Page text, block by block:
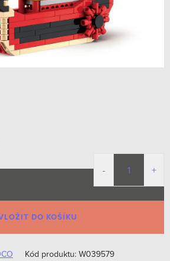
DO KOŠÍKU
Kód produktu: W039579